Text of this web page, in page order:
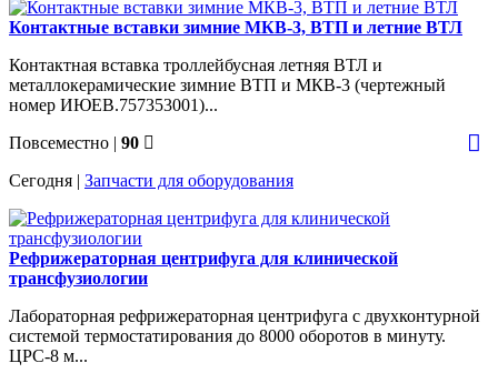
Контактные вставки зимние МКВ-3, ВТП и летние ВТЛ
Контактная вставка троллейбусная летняя ВТЛ и
металлокерамические зимние ВТП и МКВ-3 (чертежный
номер ИЮЕВ.757353001)...
Повсеместно | 90
Сегодня | Запчасти для оборудования
Рефрижераторная центрифуга для клинической
трансфузиологии
Лабораторная рефрижераторная центрифуга с двухконтурной
системой термостатирования до 8000 оборотов в минуту.
ЦРС-8 м...